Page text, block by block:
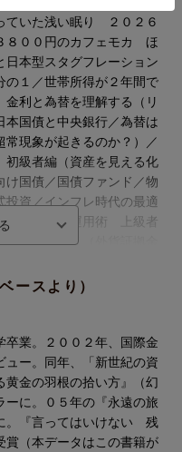
不可能に近い。
での常識は通用しない
級者編
級者編
る「残酷な世界」
ていた浅い眠り ２０２６
８００円のカフェモカ ほ
本型スタグフレーション
の１／世帯所得が２年間で
利と為替を理解する（リ
本国債と中央銀行／為替は
常現象が起きるのか？）／
級者編（資産を見える化
け国債／国債ファンド／物
資／インフレ時代の最適
時代の資産運用術 上級者
取引／ＦＸ（外貨証拠金
ースより）
卒業。２００２年、国際金
ュー。同年、「新世紀の資
黄金の羽根の拾い方』（幻
ーに。０５年の『永遠の旅
。『言ってはいけない 残
賞（本データはこの書籍が